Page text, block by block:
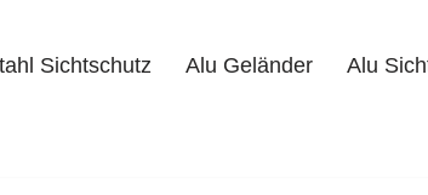
Sichtschutz Alu Geländer Alu